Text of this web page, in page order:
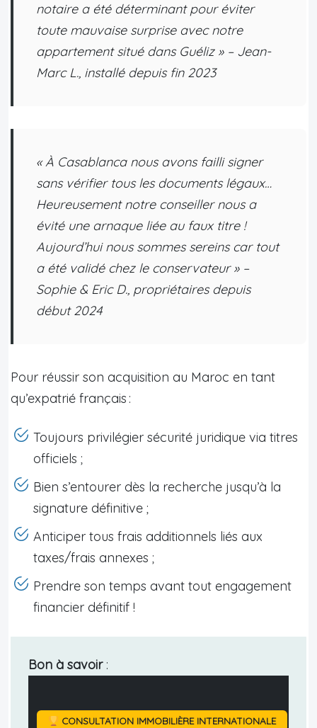
notaire a été déterminant pour éviter
toute mauvaise surprise avec notre
appartement situé dans Guéliz » – Jean-
Marc L., installé depuis fin 2023
« À Casablanca nous avons failli signer
sans vérifier tous les documents légaux…
Heureusement notre conseiller nous a
évité une arnaque liée au faux titre !
Aujourd’hui nous sommes sereins car tout
a été validé chez le conservateur » –
Sophie & Eric D., propriétaires depuis
début 2024
Pour réussir son acquisition au Maroc en tant
qu’expatrié français :
Toujours privilégier sécurité juridique via titres
officiels ;
Bien s’entourer dès la recherche jusqu’à la
signature définitive ;
Anticiper tous frais additionnels liés aux
taxes/frais annexes ;
Prendre son temps avant tout engagement
financier définitif !
Bon à savoir:
CONSULTATION IMMOBILIÈRE INTERNATIONALE